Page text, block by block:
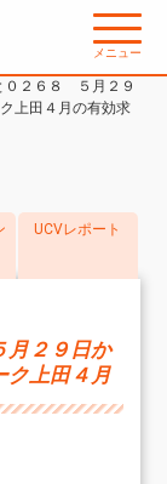
メニュー
０２６８ ５月２９
上田４月の有効求
UCVレポート
２９日か
ク上田４月